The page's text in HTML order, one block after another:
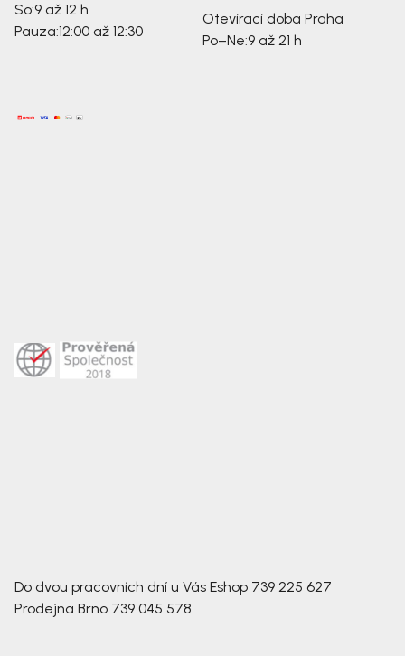
So:9 až 12 h
Pauza:12:00 až 12:30
Otevírací doba Praha
Po–Ne:9 až 21 h
Do dvou pracovních dní u Vás Eshop 739 225 627
Prodejna Brno 739 045 578